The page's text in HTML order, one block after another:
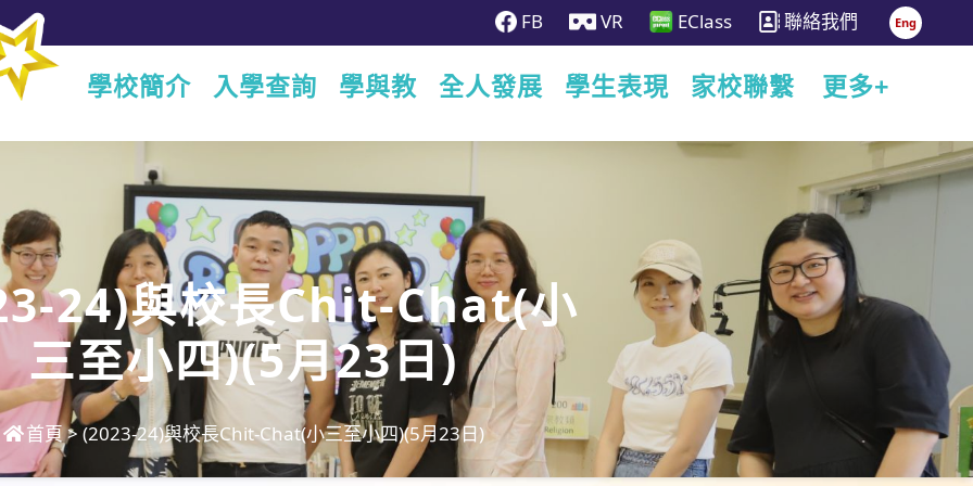
FB VR EClass 聯絡我們 Eng
學校簡介 入學查詢 學與教 全人發展 學生表現 家校聯繫 更多+
24)與校長Chit-Chat(小
三至小四)(5月23日)
首頁>(2023-24)與校長Chit-Chat(小三至小四)(5月23日)